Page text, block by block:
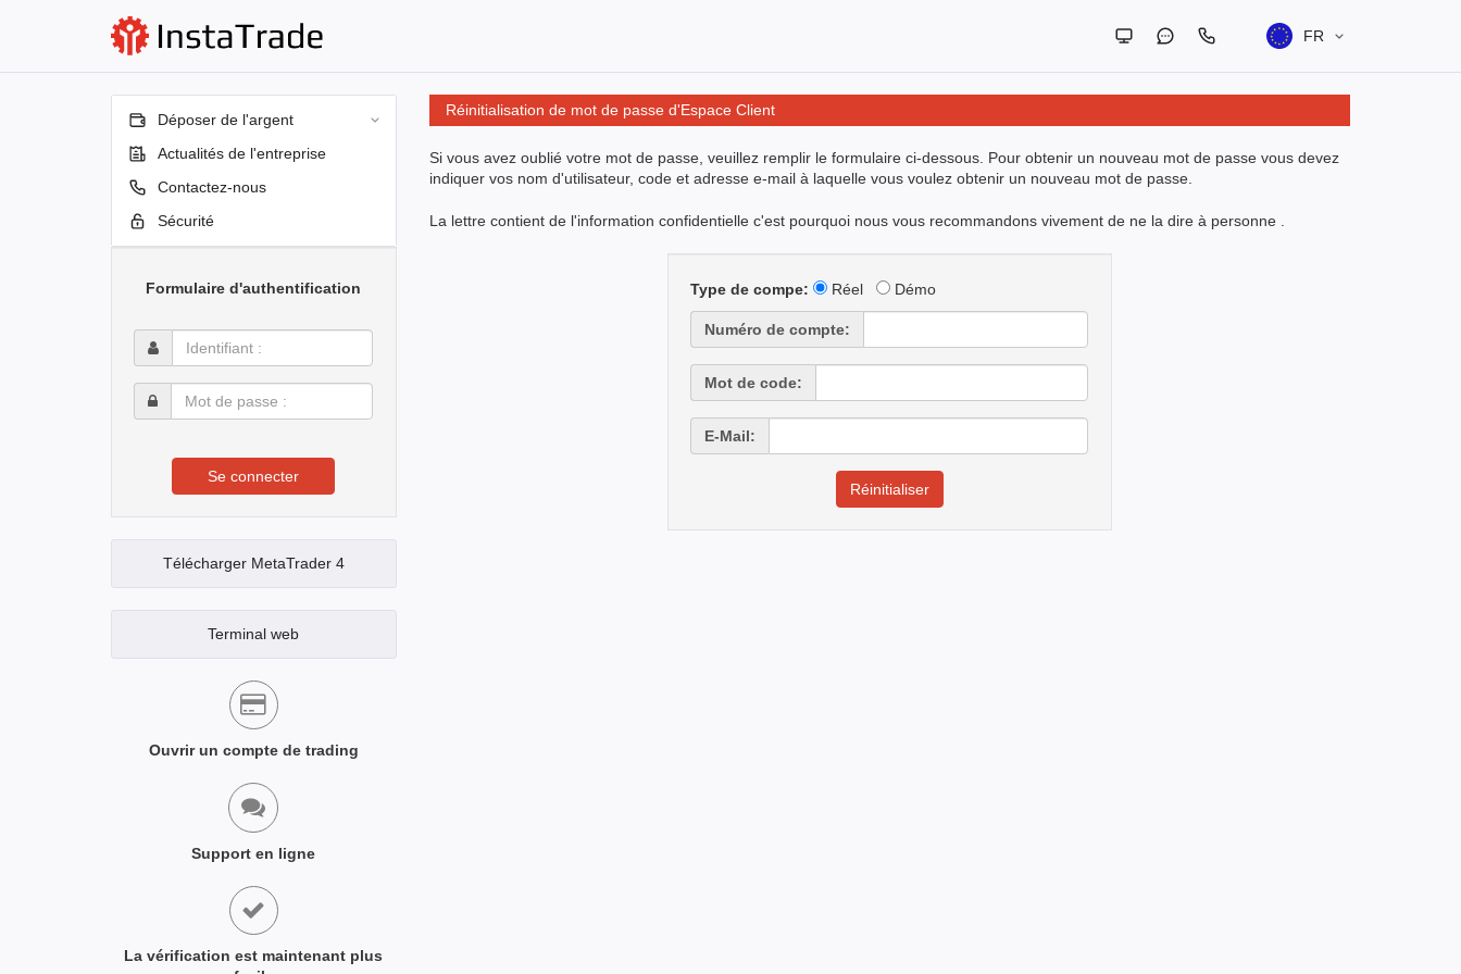
FR
Déposer de l'argent
Actualités de l'entreprise
Contactez-nous
Sécurité
Formulaire d'authentification
Identifiant
Mot
de
Se connecter
Télécharger MetaTrader 4
Terminal web
Ouvrir un compte de trading
Support en ligne
La vérification est maintenant plus
Réinitialisation de mot de passe d'Espace Client
Si vous avez oublié votre mot de passe, veuillez remplir le formulaire ci-dessous. Pour obtenir un nouveau mot de passe vous devez
indiquer vos nom d'utilisateur, code et adresse e-mail à laquelle vous voulez obtenir un nouveau mot de passe.
La lettre contient de l'information confidentielle c'est pourquoi nous vous recommandons vivement de ne la dire à personne .
Type de compe: Réel Démo
Numéro de compte:
Mot de code:
E-Mail: